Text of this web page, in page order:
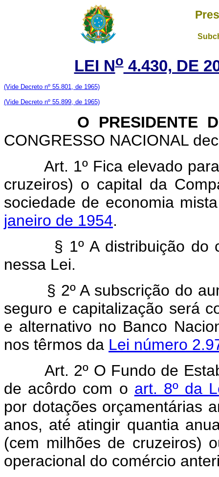
LEI No4.430, DE
(Vide Decreto nº 55.801, de 1965)
(Vide Decreto nº 55.899, de 1965)
O PRESIDENTE DA
CONGRESSO NACIONAL
Art. 1º Fica elevado
cruzeiros) o capital da
sociedade de economia
janeiro de 1954.
§ 1º A distribuição do
nessa Lei.
§ 2º A subscrição do
seguro e capitalização será
e alternativo no Banco
nos têrmos da Lei número
Art. 2º O Fundo de
de acôrdo com o art. 8º da
por dotações orçamentárias
anos, até atingir quantia
(cem milhões de cruzeiros)
operacional do comércio